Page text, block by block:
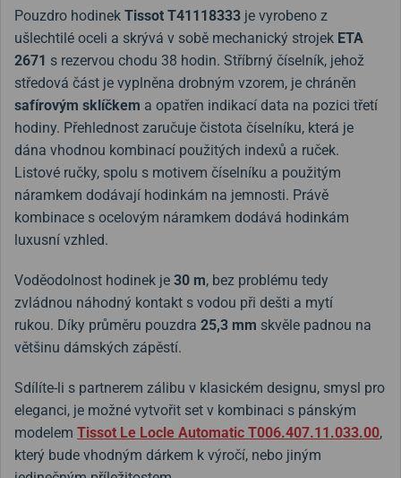
Pouzdro hodinek Tissot T41118333 je vyrobeno z
ušlechtilé oceli a skrývá v sobě mechanický strojek ETA
2671 s rezervou chodu 38 hodin. Stříbrný číselník, jehož
středová část je vyplněna drobným vzorem, je chráněn
safírovým sklíčkem a opatřen indikací data na pozici třetí
hodiny. Přehlednost zaručuje čistota číselníku, která je
dána vhodnou kombinací použitých indexů a ruček.
Listové ručky, spolu s motivem číselníku a použitým
náramkem dodávají hodinkám na jemnosti. Právě
kombinace s ocelovým náramkem dodává hodinkám
luxusní vzhled.
Voděodolnost hodinek je 30 m, bez problému tedy
zvládnou náhodný kontakt s vodou při dešti a mytí
rukou. Díky průměru pouzdra 25,3 mm skvěle padnou na
většinu dámských zápěstí.
Sdílíte-li s partnerem zálibu v klasickém designu, smysl pro
eleganci, je možné vytvořit set v kombinaci s pánským
modelem Tissot Le Locle Automatic T006.407.11.033.00,
který bude vhodným dárkem k výročí, nebo jiným